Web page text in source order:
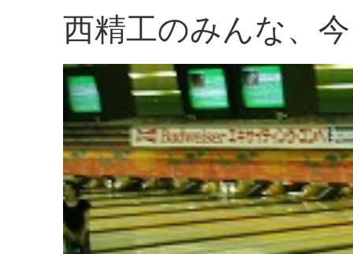
西精工のみんな、